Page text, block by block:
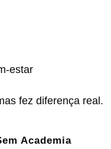
estar
fez diferença real.
Academia